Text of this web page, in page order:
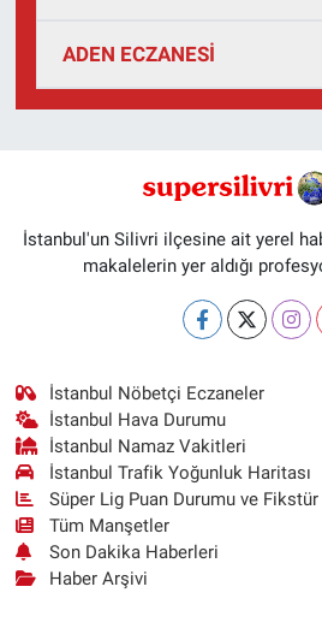
ADEN ECZANESİ
İstanbul'un Silivri ilçesine ait yerel
makalelerin yer aldığı
İstanbul Nöbetçi Eczaneler
İstanbul Hava Durumu
İstanbul Namaz Vakitleri
İstanbul Trafik Yoğunluk Haritası
Süper Lig Puan Durumu ve Fikstür
Tüm Manşetler
Son Dakika Haberleri
Haber Arşivi